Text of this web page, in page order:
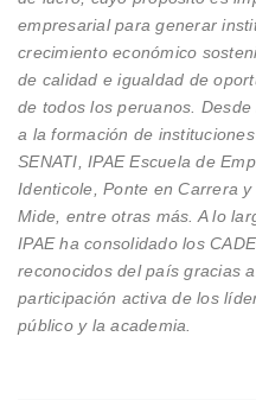
empresarial para generar
crecimiento económico
de calidad e igualdad de
de todos los peruanos.
a la formación de
SENATI, IPAE Escuela de
Identicole, Ponte en Carrera
Mide, entre otras más. A lo
IPAE ha consolidado los
reconocidos del país gracias
participación activa de los
público y la academia.